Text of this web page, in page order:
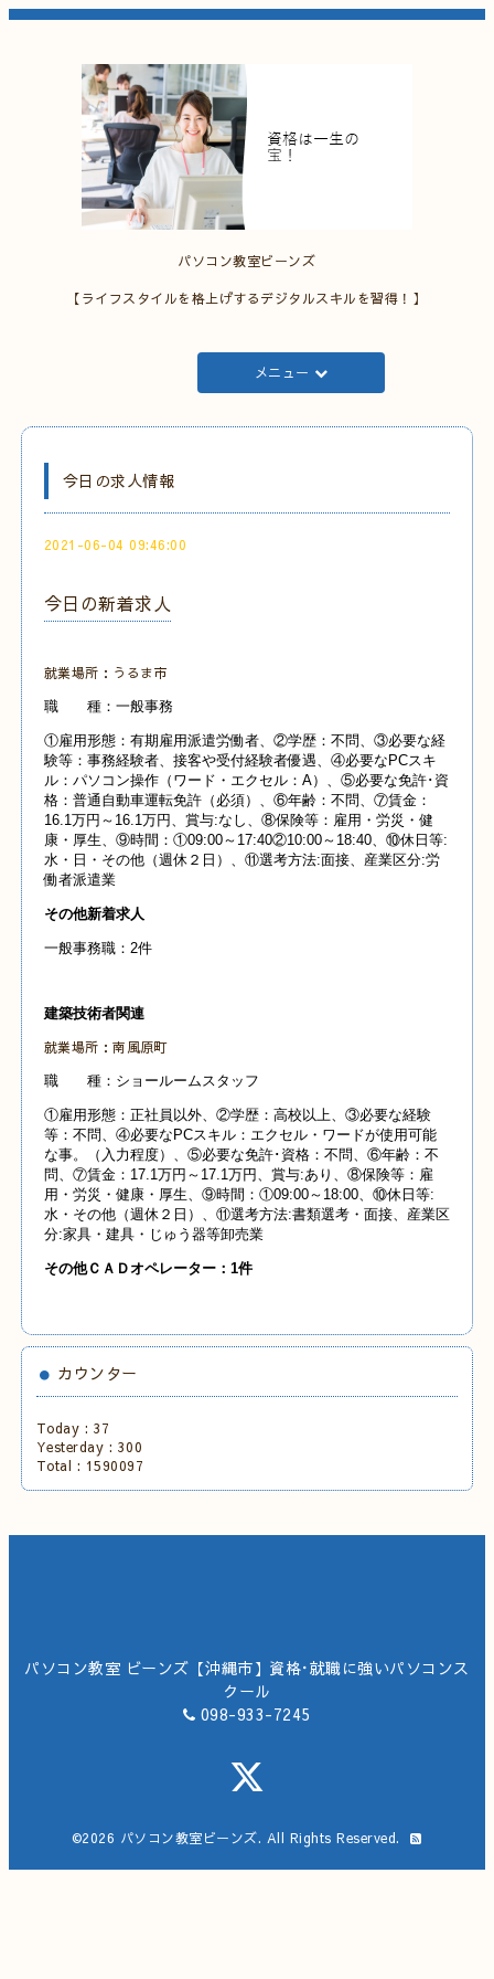
パソコン教室ビーンズ
【ライフスタイルを格上げするデジタルスキルを習得！】
メニュー
今日の求人情報
2021-06-04 09:46:00
今日の新着求人
就業場所：うるま市
職 種：一般事務
①雇用形態：有期雇用派遣労働者、②学歴：不問、③必要な経
験等：事務経験者、接客や受付経験者優遇、④必要なPCスキ
ル：パソコン操作（ワード・エクセル：A）、⑤必要な免許･資
格：普通自動車運転免許（必須）、⑥年齢：不問、⑦賃金：
16.1万円～16.1万円、賞与:なし、⑧保険等：雇用・労災・健
康・厚生、⑨時間：①09:00～17:40②10:00～18:40、⑩休日等:
水・日・その他（週休２日）、⑪選考方法:面接、産業区分:労
働者派遣業
その他新着求人
一般事務職：2件
建築技術者関連
就業場所：南風原町
職 種：ショールームスタッフ
①雇用形態：正社員以外、②学歴：高校以上、③必要な経験
等：不問、④必要なPCスキル：エクセル・ワードが使用可能
な事。（入力程度）、⑤必要な免許･資格：不問、⑥年齢：不
問、⑦賃金：17.1万円～17.1万円、賞与:あり、⑧保険等：雇
用・労災・健康・厚生、⑨時間：①09:00～18:00、⑩休日等:
水・その他（週休２日）、⑪選考方法:書類選考・面接、産業区
分:家具・建具・じゅう器等卸売業
その他Ｃ ＡＤオペレーター：1件
カウンター
Today : 37
Yesterday : 300
Total : 1590097
パソコン教室 ビーンズ【沖縄市】資格･就職に強いパソコンス
クール
098-933-7245
©2026 パソコン教室ビーンズ. All Rights Reserved.